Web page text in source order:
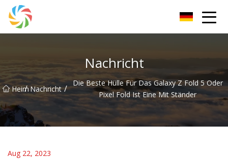
Nachricht
Heim
/ Nachricht / Die Beste Hülle Für Das Galaxy Z Fold 5 Oder
Pixel Fold Ist Eine Mit Ständer
Aug 22, 2023